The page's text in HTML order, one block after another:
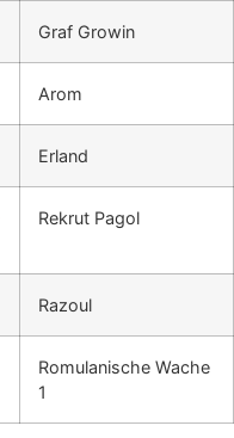
Graf Growin
Arom
Erland
Rekrut Pagol
Razoul
Romulanische Wache
1